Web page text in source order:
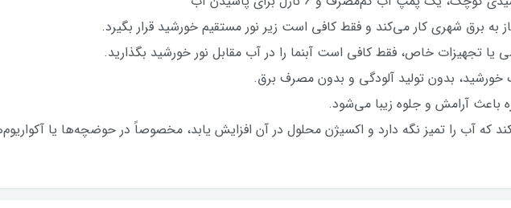
به برق شهری کار می‌کند و فقط کافی است زیر نور مستقیم خورشید قرار بگیرد.
یا تجهیزات خاص، فقط کافی است آبنما را در آب مقابل نور خورشید بگذارید.
خورشید، بدون تولید آلودگی و بدون مصرف برق.
باعث آرامش و جلوه زیبا می‌شود.
آب را تمیز نگه دارد و اکسیژن محلول در آن افزایش یابد، مخصوصاً در حوضچه‌ها یا